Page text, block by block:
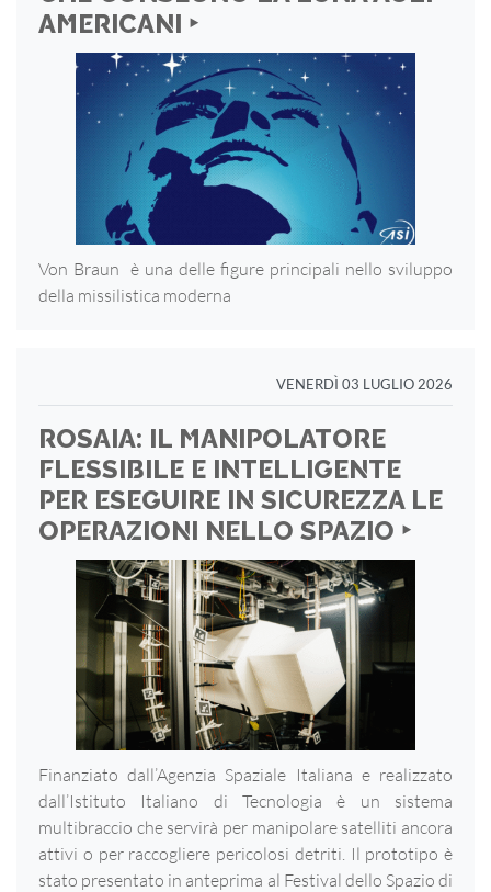
AMERICANI ‣
Von Braun è una delle figure principali nello sviluppo
della missilistica moderna
VENERDÌ 03 LUGLIO 2026
ROSAIA: IL MANIPOLATORE
FLESSIBILE E INTELLIGENTE
PER ESEGUIRE IN SICUREZZA LE
OPERAZIONI NELLO SPAZIO ‣
Finanziato dall’Agenzia Spaziale Italiana e realizzato
dall’Istituto Italiano di Tecnologia è un sistema
multibraccio che servirà per manipolare satelliti ancora
attivi o per raccogliere pericolosi detriti. Il prototipo è
stato presentato in anteprima al Festival dello Spazio di